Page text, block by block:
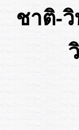
ชาติ-